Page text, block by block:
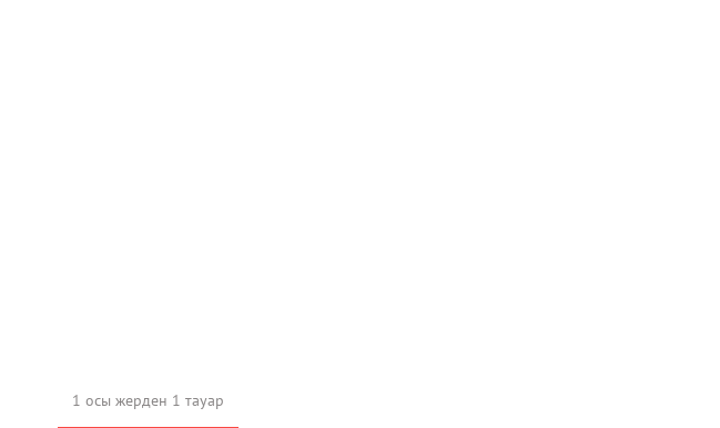
1 осы жерден 1 тауар